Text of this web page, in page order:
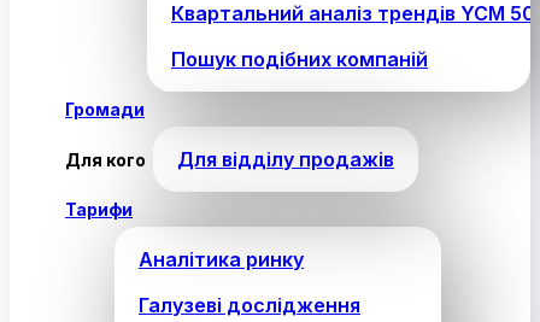
Квартальний аналіз трендів YCM
Пошук подібних компаній
Громади
Для кого Для відділу продажів
Тарифи
Аналітика ринку
Галузеві дослідження